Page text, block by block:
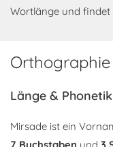
Wortlänge und findet
Orthographie
Länge & Phonetik
Mirsade ist ein